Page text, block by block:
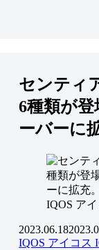
センティ
6種類が登
ーバーに
IQOS ア
2023.06.18
IQOS アイコス